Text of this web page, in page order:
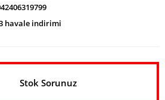
havale indirimi
Stok Sorunuz